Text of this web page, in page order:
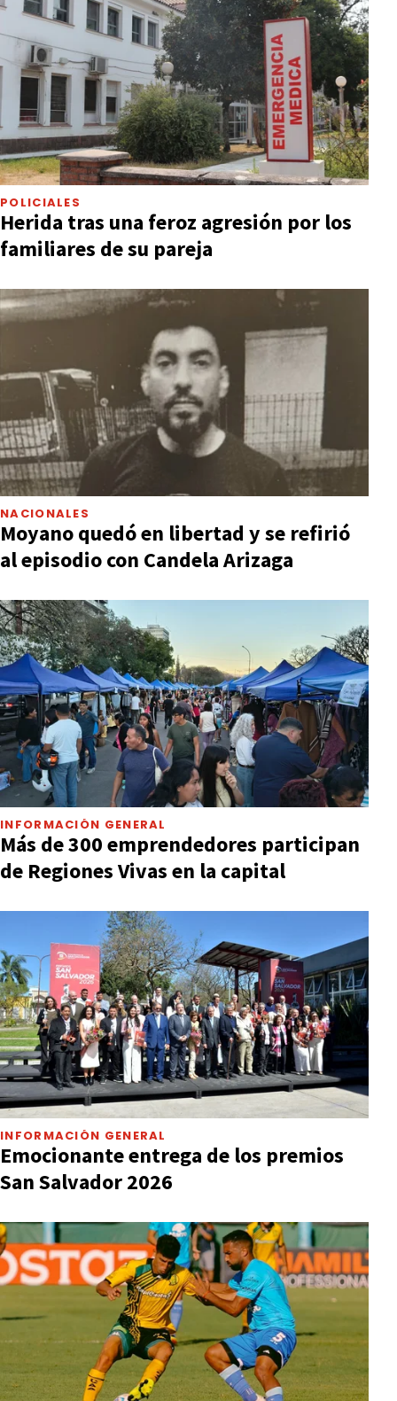
POLICIALES
Herida tras una feroz agresión por los
familiares de su pareja
NACIONALES
Moyano quedó en libertad y se refirió
al episodio con Candela Arizaga
INFORMACIÓN GENERAL
Más de 300 emprendedores participan
de Regiones Vivas en la capital
INFORMACIÓN GENERAL
Emocionante entrega de los premios
San Salvador 2026